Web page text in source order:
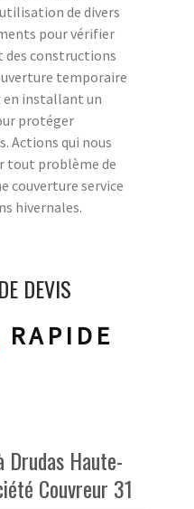
de divers
pour vérifier
des constructions
temporaire
installant un
protéger
Actions qui nous
tout problème de
couverture service
hivernales.
DEVIS
RAPIDE
Drudas Haute-
Couvreur 31